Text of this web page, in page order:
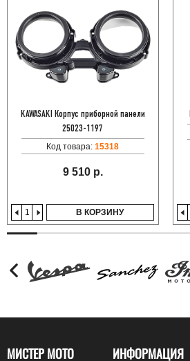
KAWASAKI Корпус приборной панели
25023-1197
Код товара:15318
9 510 р.
В КОРЗИНУ
МИСТЕР МОТО ИНФОРМАЦИЯ